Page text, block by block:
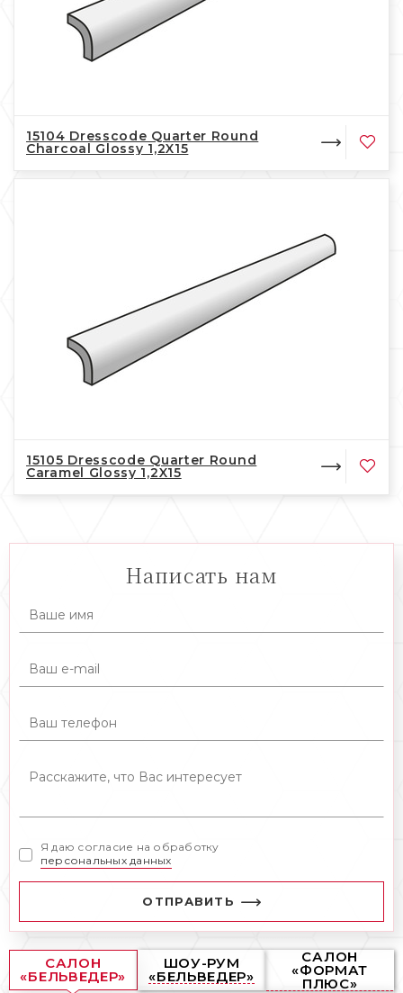
15104 Dresscode Quarter Round
Charcoal Glossy 1,2X15
15105 Dresscode Quarter Round
Caramel Glossy 1,2X15
Написать нам
Я даю согласие на обработку
персональных данных
ОТПРАВИТЬ
САЛОН
«БЕЛЬВЕДЕР»
ШОУ-РУМ
«БЕЛЬВЕДЕР»
САЛОН
«ФОРМАТ
ПЛЮС»